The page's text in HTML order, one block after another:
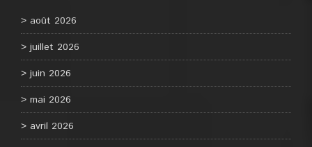
août 2026
juillet 2026
juin 2026
mai 2026
avril 2026